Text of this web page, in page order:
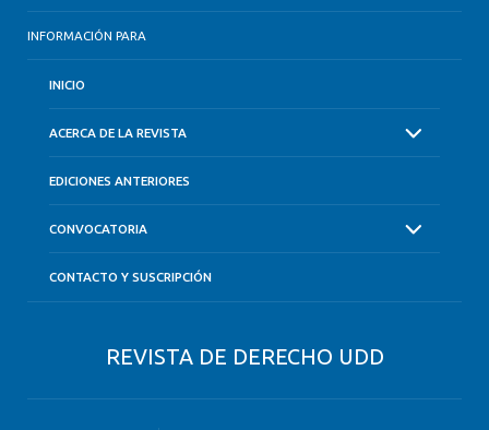
INFORMACIÓN PARA
INICIO
ACERCA DE LA REVISTA
EDICIONES ANTERIORES
CONVOCATORIA
CONTACTO Y SUSCRIPCIÓN
REVISTA DE DERECHO UDD